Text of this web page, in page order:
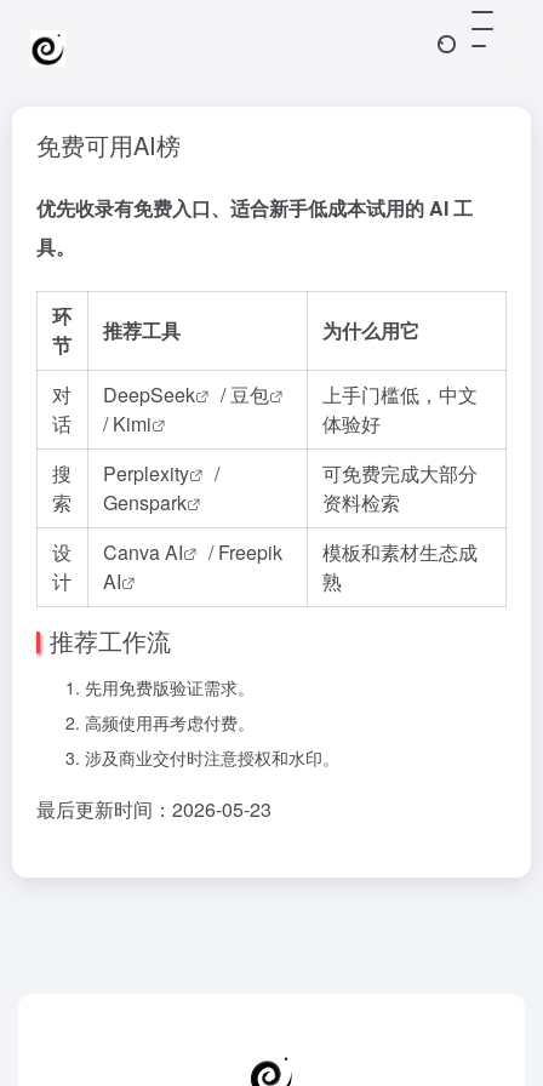
免费可用AI榜
优先收录有免费入口、适合新手低成本试用的 AI 工
具。
环
节
推荐工具 为什么用它
对
话
DeepSeek /豆包
/Kimi
上手门槛低，中文
体验好
搜
索
Perplexity
/
Genspark
可免费完成大部分
资料检索
设
计
Canva AI /Freepik
AI
模板和素材生态成
熟
推荐工作流
先用免费版验证需求。
高频使用再考虑付费。
涉及商业交付时注意授权和水印。
最后更新时间：2026-05-23